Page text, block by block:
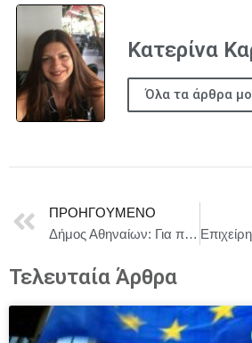
Κατερίνα
Όλα τα άρθρα
ΠΡΟΗΓΟΎΜΕΝΟ
Δήμος Αθηναίων: Για πρώτη φορά στην Ελλάδα το ετήσιο συνέδριο της Παγκόσμιας Ομοσπονδίας Ποδηλασίας
Τελευταία Άρθρα